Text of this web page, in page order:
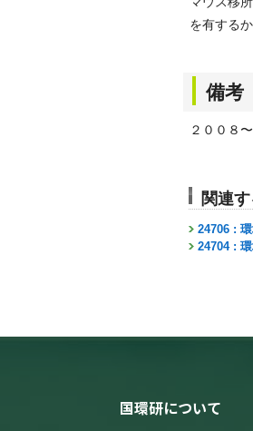
を有する
備考
２００８
関連
24706 :
24704 :
国環研について